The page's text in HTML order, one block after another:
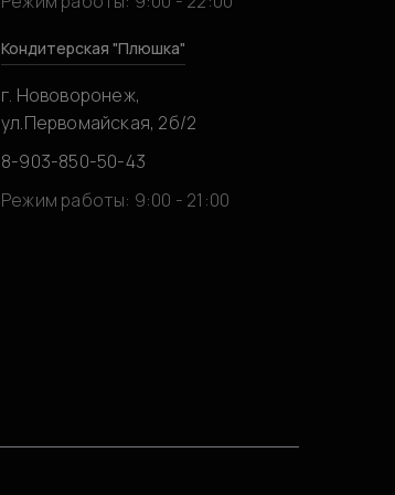
Кондитерская "Плюшка"
г. Нововоронеж,
ул.Первомайская, 2б/2
8-903-850-50-43
Режим работы: 9:00 - 21:00